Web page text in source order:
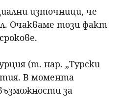
р
източници, че
Очакваме този факт
(т. нар. „Турски
В момента
за